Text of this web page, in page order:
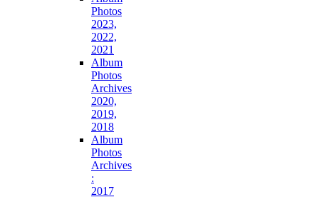
Photos
2023,
2022,
2021
Album
Photos
Archives
2020,
2019,
2018
Album
Photos
Archives
:
2017